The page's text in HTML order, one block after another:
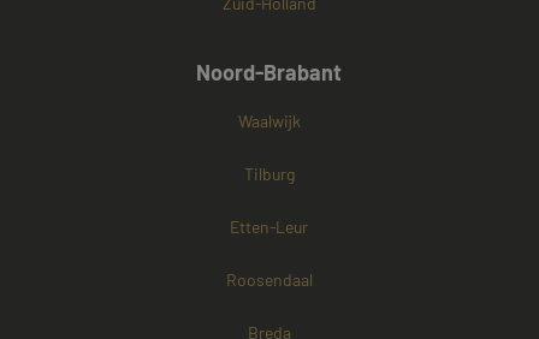
Noord-Brabant
Waalwijk
Tilburg
Etten-Leur
Roosendaal
Breda